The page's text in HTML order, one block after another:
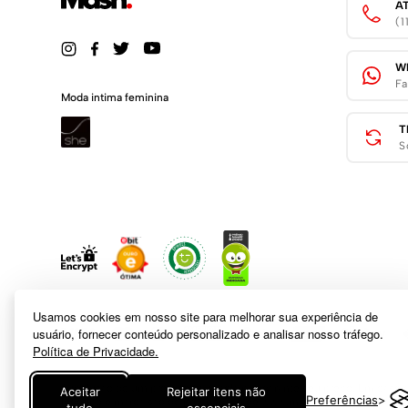
Usamos cookies em nosso site para melhorar sua experiência de
usuário, fornecer conteúdo personalizado e analisar nosso tráfego.
Política de Privacidade.
Aceitar
Rejeitar itens não
Preferências
Moda intima feminina
A inclusão de um produto na sacola não garante seu preço. Em caso
logotipo e marca são de propriedade de
www.mash.com.br. É